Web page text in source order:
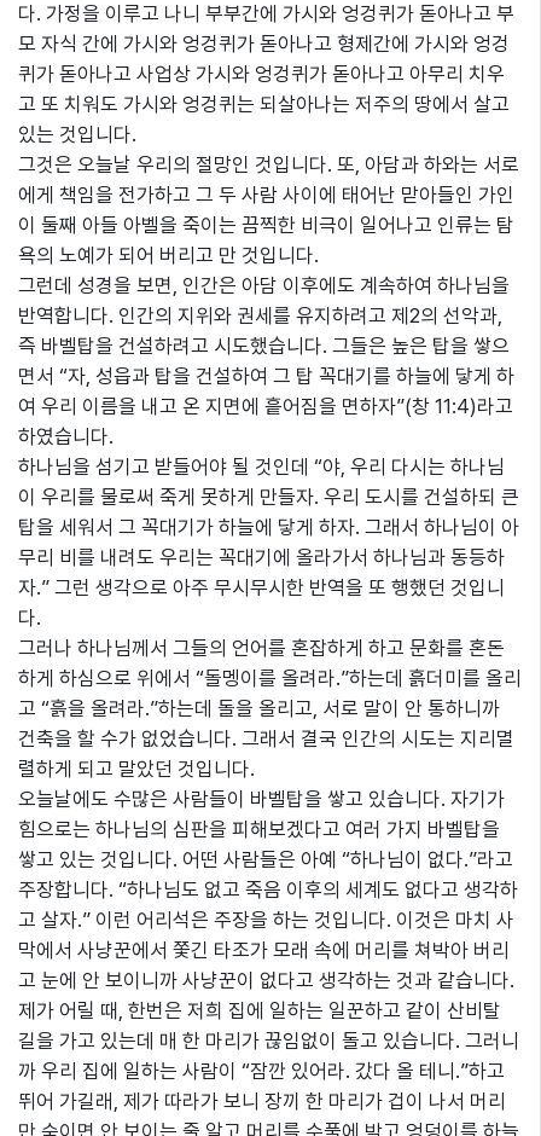
다. 가정을 이루고 나니 부부간에 가시와 엉겅퀴가 돋아나고 부
모 자식 간에 가시와 엉겅퀴가 돋아나고 형제간에 가시와 엉겅
퀴가 돋아나고 사업상 가시와 엉겅퀴가 돋아나고 아무리 치우
고 또 치워도 가시와 엉겅퀴는 되살아나는 저주의 땅에서 살고
있는 것입니다.
그것은 오늘날 우리의 절망인 것입니다. 또, 아담과 하와는 서로
에게 책임을 전가하고 그 두 사람 사이에 태어난 맏아들인 가인
이 둘째 아들 아벨을 죽이는 끔찍한 비극이 일어나고 인류는 탐
욕의 노예가 되어 버리고 만 것입니다.
그런데 성경을 보면, 인간은 아담 이후에도 계속하여 하나님을
반역합니다. 인간의 지위와 권세를 유지하려고 제2의 선악과,
즉 바벨탑을 건설하려고 시도했습니다. 그들은 높은 탑을 쌓으
면서 “자, 성읍과 탑을 건설하여 그 탑 꼭대기를 하늘에 닿게 하
여 우리 이름을 내고 온 지면에 흩어짐을 면하자”(창 11:4)라고
하였습니다.
하나님을 섬기고 받들어야 될 것인데 “야, 우리 다시는 하나님
이 우리를 물로써 죽게 못하게 만들자. 우리 도시를 건설하되 큰
탑을 세워서 그 꼭대기가 하늘에 닿게 하자. 그래서 하나님이 아
무리 비를 내려도 우리는 꼭대기에 올라가서 하나님과 동등하
자.” 그런 생각으로 아주 무시무시한 반역을 또 행했던 것입니
다.
그러나 하나님께서 그들의 언어를 혼잡하게 하고 문화를 혼돈
하게 하심으로 위에서 “돌멩이를 올려라.”하는데 흙더미를 올리
고 “흙을 올려라.”하는데 돌을 올리고, 서로 말이 안 통하니까
건축을 할 수가 없었습니다. 그래서 결국 인간의 시도는 지리멸
렬하게 되고 말았던 것입니다.
오늘날에도 수많은 사람들이 바벨탑을 쌓고 있습니다. 자기가
힘으로는 하나님의 심판을 피해보겠다고 여러 가지 바벨탑을
쌓고 있는 것입니다. 어떤 사람들은 아예 “하나님이 없다.”라고
주장합니다. “하나님도 없고 죽음 이후의 세계도 없다고 생각하
고 살자.” 이런 어리석은 주장을 하는 것입니다. 이것은 마치 사
막에서 사냥꾼에서 쫓긴 타조가 모래 속에 머리를 쳐박아 버리
고 눈에 안 보이니까 사냥꾼이 없다고 생각하는 것과 같습니다.
제가 어릴 때, 한번은 저희 집에 일하는 일꾼하고 같이 산비탈
길을 가고 있는데 매 한 마리가 끊임없이 돌고 있습니다. 그러니
까 우리 집에 일하는 사람이 “잠깐 있어라. 갔다 올 테니.”하고
뛰어 가길래, 제가 따라가 보니 장끼 한 마리가 겁이 나서 머리